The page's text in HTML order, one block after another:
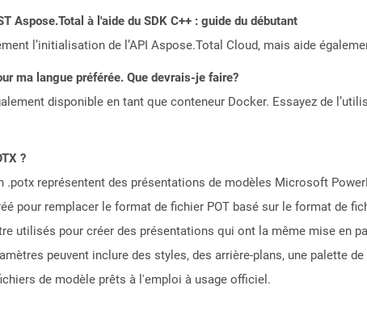
Aspose.Total à l'aide du SDK C++ : guide du débutant
l’initialisation de l’API Aspose.Total Cloud, mais aide
ma langue préférée. Que devrais-je faire?
disponible en tant que conteneur Docker. Essayez de
?
.potx représentent des présentations de modèles Microsoft
pour remplacer le format de fichier POT basé sur le format de
utilisés pour créer des présentations qui ont la même mise en
peuvent inclure des styles, des arrière-plans, une palette
de modèle prêts à l'emploi à usage officiel.